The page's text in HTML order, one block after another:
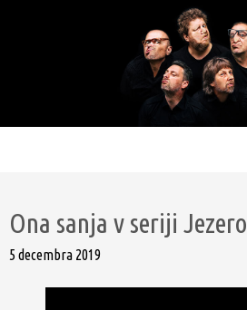
Ona sanja v seriji Jezero
5 decembra 2019